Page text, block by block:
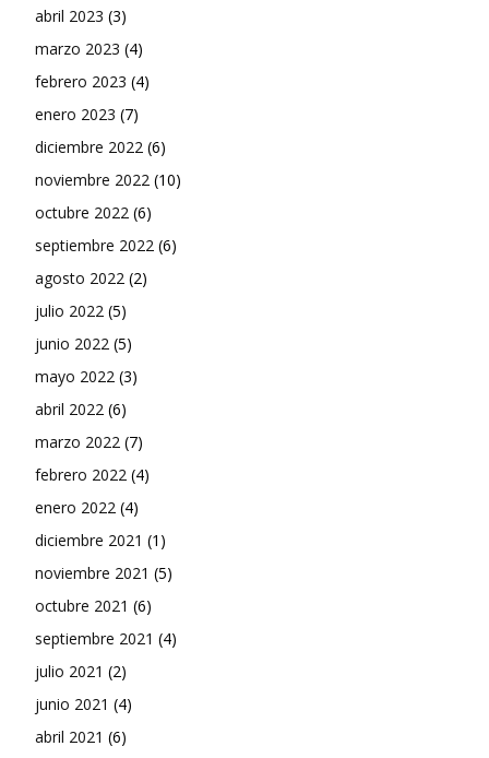
abril 2023 (3)
marzo 2023 (4)
febrero 2023 (4)
enero 2023 (7)
diciembre 2022 (6)
noviembre 2022 (10)
octubre 2022 (6)
septiembre 2022 (6)
agosto 2022 (2)
julio 2022 (5)
junio 2022 (5)
mayo 2022 (3)
abril 2022 (6)
marzo 2022 (7)
febrero 2022 (4)
enero 2022 (4)
diciembre 2021 (1)
noviembre 2021 (5)
octubre 2021 (6)
septiembre 2021 (4)
julio 2021 (2)
junio 2021 (4)
abril 2021 (6)